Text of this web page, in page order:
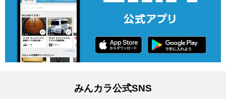
みんカラ公式SNS